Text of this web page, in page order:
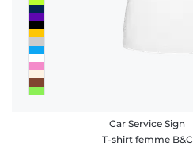
Car Service Sign
T-shirt femme B&C